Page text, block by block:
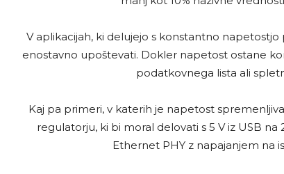
V aplikacijah, ki delujejo s konstantno
enostavno upoštevati. Dokler napetost ostane
podatkovnega lista ali
Kaj pa primeri, v katerih je napetost
regulatorju, ki bi moral delovati s 5 V iz USB na
Ethernet PHY z napajanjem na